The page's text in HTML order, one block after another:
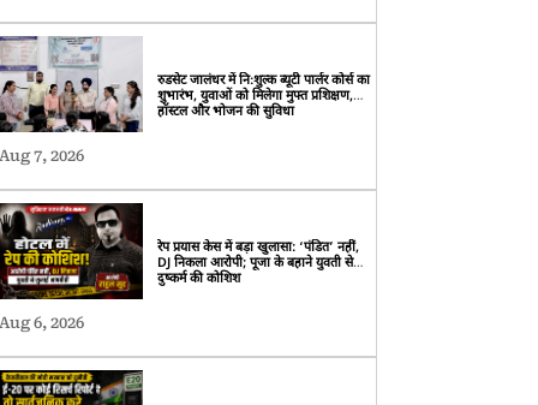
रुडसेट जालंधर में निःशुल्क ब्यूटी पार्लर कोर्स का
शुभारंभ, युवाओं को मिलेगा मुफ्त प्रशिक्षण,
हॉस्टल और भोजन की सुविधा
Aug 7, 2026
रेप प्रयास केस में बड़ा खुलासा: ‘पंडित’ नहीं,
DJ निकला आरोपी; पूजा के बहाने युवती से
दुष्कर्म की कोशिश
Aug 6, 2026